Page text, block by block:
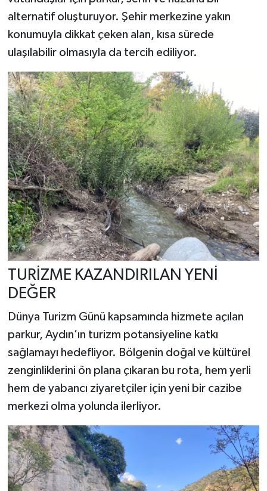
alternatif oluşturuyor. Şehir merkezine yakın
konumuyla dikkat çeken alan, kısa sürede
ulaşılabilir olmasıyla da tercih ediliyor.
TURİZME KAZANDIRILAN YENİ
DEĞER
Dünya Turizm Günü kapsamında hizmete açılan
parkur, Aydın’ın turizm potansiyeline katkı
sağlamayı hedefliyor. Bölgenin doğal ve kültürel
zenginliklerini ön plana çıkaran bu rota, hem yerli
hem de yabancı ziyaretçiler için yeni bir cazibe
merkezi olma yolunda ilerliyor.